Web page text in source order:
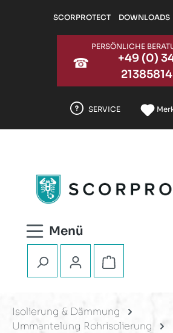
Zum Hauptinhalt springen
SCORPROTECT DOWNLOADS
☎
PERSÖNLICHE
+49 (0)
21385814
SERVICE
Isolierung & Dämmung
Ummantelung Rohrisolierung